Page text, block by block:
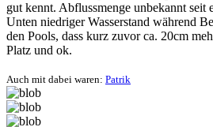
gut kennt. Abflussmenge unbekannt seit
Unten niedriger Wasserstand während
den Pools, dass kurz zuvor ca. 20cm
Platz und ok.
Auch mit dabei waren: Patrik